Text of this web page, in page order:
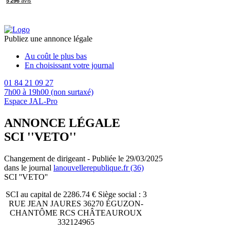
Publiez une annonce légale
Au coût le plus bas
En choisissant votre journal
01 84 21 09 27
7h00 à 19h00 (non surtaxé)
Espace JAL-Pro
ANNONCE LÉGALE
SCI ''VETO''
Changement de dirigeant - Publiée le 29/03/2025
dans le journal lanouvellerepublique.fr (36)
SCI ''VETO''
SCI au capital de 2286.74 € Siège social : 3
RUE JEAN JAURES 36270 ÉGUZON-
CHANTÔME RCS CHÂTEAUROUX
332124965